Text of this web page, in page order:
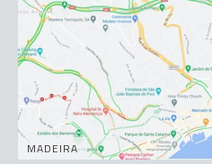
MADEIRA